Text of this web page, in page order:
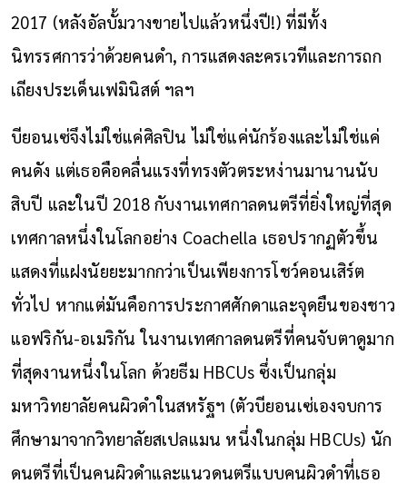
2017 (หลังอัลบั้มวางขายไปแล้วหนึ่งปี!) ที่มีทั้ง
นิทรรศการว่าด้วยคนดำ, การแสดงละครเวทีและการถก
เถียงประเด็นเฟมินิสต์ ฯลฯ
บียอนเซ่จึงไม่ใช่แค่ศิลปิน ไม่ใช่แค่นักร้องและไม่ใช่แค่
คนดัง แต่เธอคือคลื่นแรงที่ทรงตัวตระหง่านมานานนับ
สิบปี และในปี 2018 กับงานเทศกาลดนตรีที่ยิ่งใหญ่ที่สุด
เทศกาลหนึ่งในโลกอย่าง Coachella เธอปรากฏตัวขึ้น
แสดงที่แฝงนัยยะมากกว่าเป็นเพียงการโชว์คอนเสิร์ต
ทั่วไป หากแต่มันคือการประกาศศักดาและจุดยืนของชาว
แอฟริกัน-อเมริกัน ในงานเทศกาลดนตรีที่คนจับตาดูมาก
ที่สุดงานหนึ่งในโลก ด้วยธีม HBCUs ซึ่งเป็นกลุ่ม
มหาวิทยาลัยคนผิวดำในสหรัฐฯ (ตัวบียอนเซ่เองจบการ
ศึกษามาจากวิทยาลัยสเปลแมน หนึ่งในกลุ่ม HBCUs) นัก
ดนตรีที่เป็นคนผิวดำและแนวดนตรีแบบคนผิวดำที่เธอ